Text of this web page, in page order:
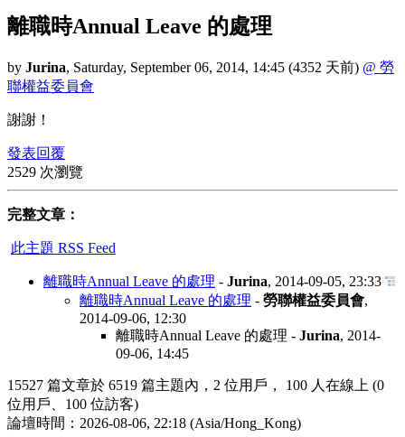
離職時Annual Leave 的處理
by Jurina, Saturday, September 06, 2014, 14:45 (4352 天前) @ 勞
聯權益委員會
謝謝！
發表回覆
2529 次瀏覽
完整文章：
此主題 RSS Feed
離職時Annual Leave 的處理 - Jurina, 2014-09-05, 23:33
離職時Annual Leave 的處理 - 勞聯權益委員會,
2014-09-06, 12:30
離職時Annual Leave 的處理 - Jurina, 2014-
09-06, 14:45
15527 篇文章於 6519 篇主題內，2 位用戶， 100 人在線上 (0
位用戶、100 位訪客)
論壇時間：2026-08-06, 22:18 (Asia/Hong_Kong)